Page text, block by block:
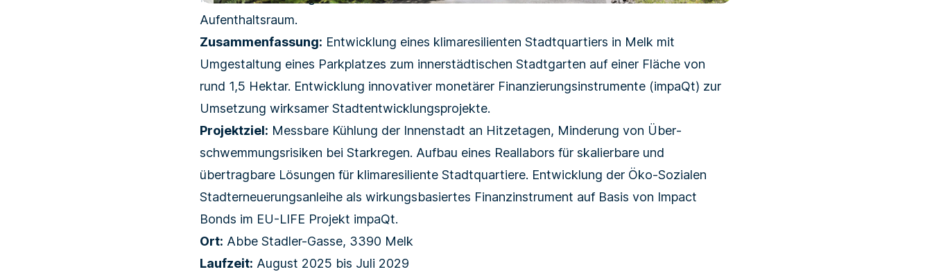
Aufenthaltsraum.
Zusammenfassung: Entwicklung eines klimaresilienten Stadtquartiers in Melk mit
Umgestaltung eines Parkplatzes zum innerstädtischen Stadtgarten auf einer Fläche von
rund 1,5 Hektar. Entwicklung innovativer monetärer Finanzierungsinstrumente (impaQt) zur
Umsetzung wirksamer Stadtentwicklungsprojekte.
Projektziel: Messbare Kühlung der Innenstadt an Hitzetagen, Minderung von Über­
schwemm­ungs­risiken bei Starkregen. Aufbau eines Reallabors für skalierbare und
übertragbare Lösungen für klima­resiliente Stadtquartiere. Entwicklung der Öko-Sozialen
Stadterneuerungsanleihe als wirkungsbasiertes Finanzinstrument auf Basis von Impact
Bonds im EU-LIFE Projekt impaQt.
Ort: Abbe Stadler-Gasse, 3390 Melk
Laufzeit: August 2025 bis Juli 2029